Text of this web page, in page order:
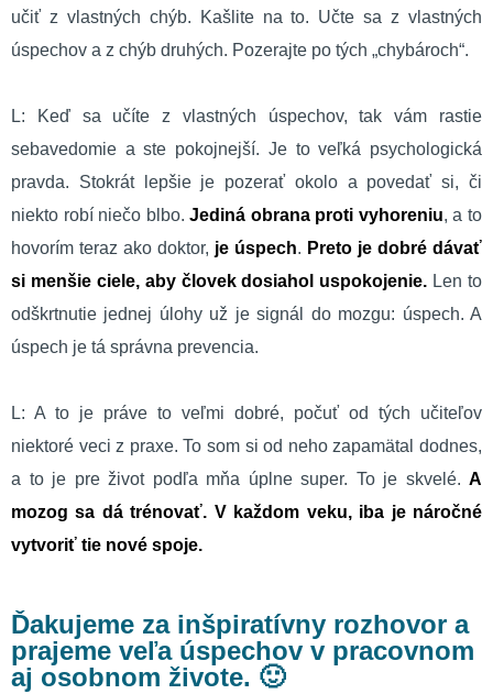
učiť z vlastných chýb. Kašlite na to. Učte sa z vlastných
úspechov a z chýb druhých. Pozerajte po tých „chybároch“.
L: Keď sa učíte z vlastných úspechov, tak vám rastie
sebavedomie a ste pokojnejší. Je to veľká psychologická
pravda. Stokrát lepšie je pozerať okolo a povedať si, či
niekto robí niečo blbo.Jediná obrana proti vyhoreniu, a to
hovorím teraz ako doktor, je úspech. Preto je dobré dávať
si menšie ciele, aby človek dosiahol uspokojenie. Len to
odškrtnutie jednej úlohy už je signál do mozgu: úspech. A
úspech je tá správna prevencia.
L: A to je práve to veľmi dobré, počuť od tých učiteľov
niektoré veci z praxe. To som si od neho zapamätal dodnes,
a to je pre život podľa mňa úplne super. To je skvelé. A
mozog sa dá trénovať. V každom veku, iba je náročné
vytvoriť tie nové spoje.
Ďakujeme za inšpiratívny rozhovor a
prajeme veľa úspechov v pracovnom
aj osobnom živote. 🙂